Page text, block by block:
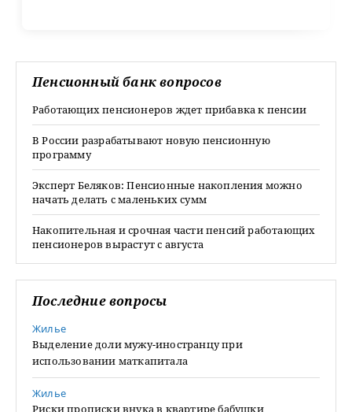
Пенсионный банк вопросов
Работающих пенсионеров ждет прибавка к пенсии
В России разрабатывают новую пенсионную
программу
Эксперт Беляков: Пенсионные накопления можно
начать делать с маленьких сумм
Накопительная и срочная части пенсий работающих
пенсионеров вырастут с августа
Последние вопросы
Жилье
Выделение доли мужу-иностранцу при
использовании маткапитала
Жилье
Риски прописки внука в квартире бабушки